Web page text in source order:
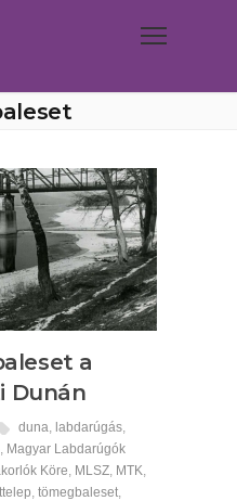
a
Dunán
duna, labdarúgás,
, Magyar Labdarúgók
Köre, MLSZ, MTK,
, tömegbaleset,